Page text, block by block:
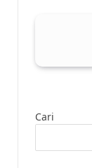
Cari